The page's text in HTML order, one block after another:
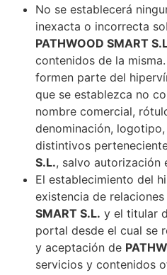
No se establecerá
inexacta o incorrecta
PATHWOOD SMART
contenidos de la
formen parte del
que se establezca no
nombre comercial,
denominación,
distintivos
S.L., salvo autorización
El establecimiento del
existencia de
SMART S.L. y el titular
portal desde el cual se
y aceptación de
servicios y contenidos